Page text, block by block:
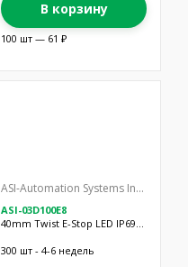
В корзину
100 шт — 61 ₽
ASI-Automation Systems Interconnect
ASI-03D100E8
40mm Twist E-Stop LED IP69K
300 шт - 4-6 недель